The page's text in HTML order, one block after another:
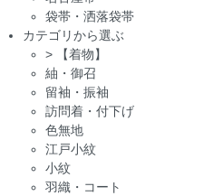
袋帯・洒落袋帯
カテゴリから選ぶ
>
【着物】
紬・御召
留袖・振袖
訪問着・付下げ
色無地
江戸小紋
小紋
羽織・コート